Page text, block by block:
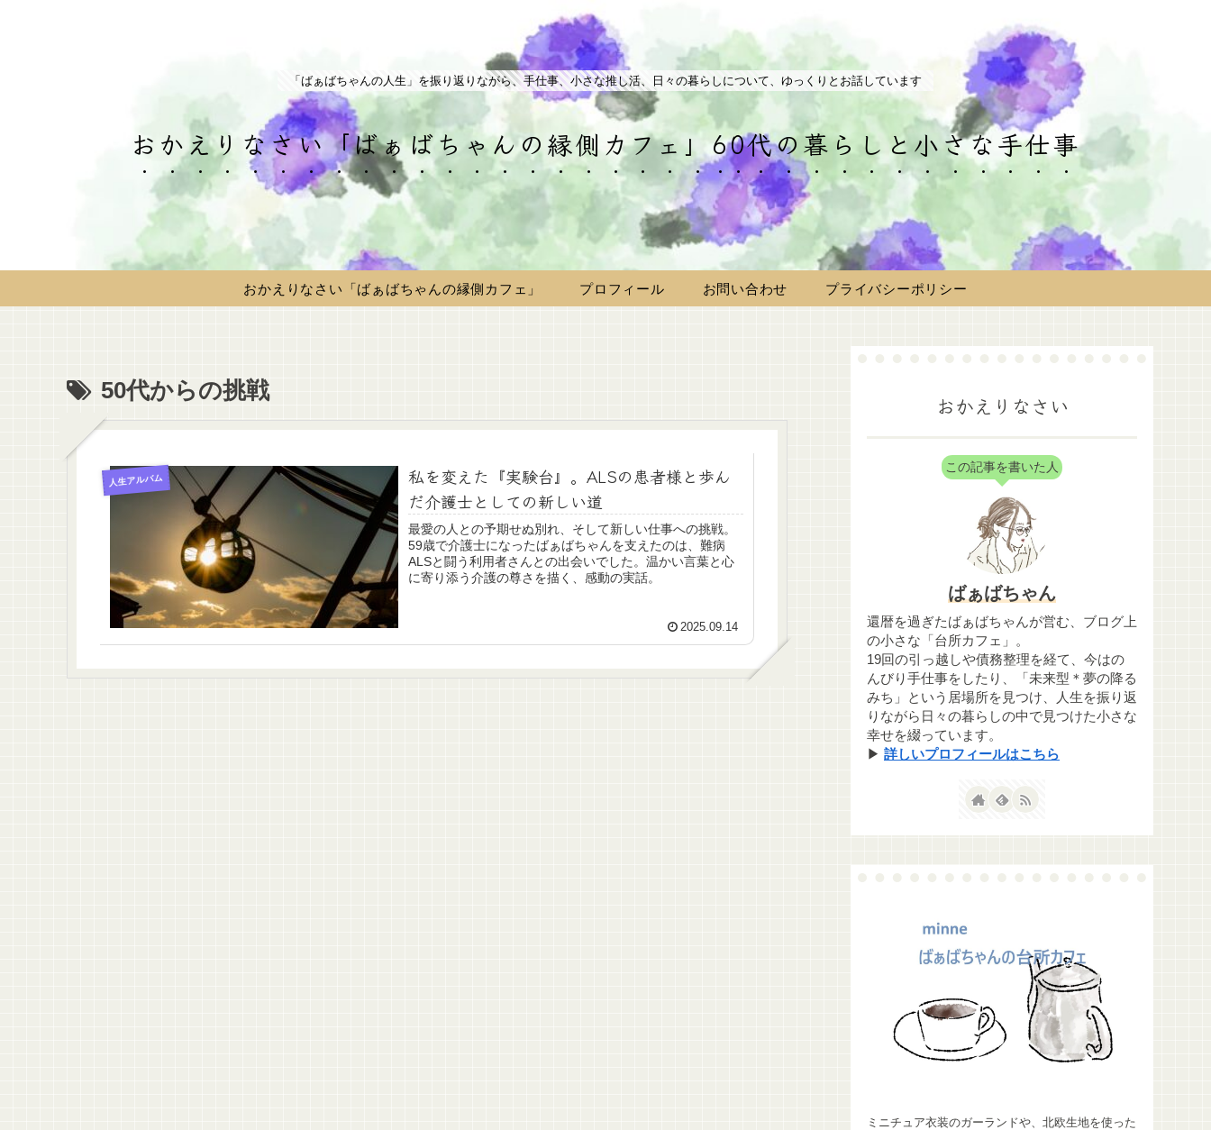
「ばぁばちゃんの人生」を振り返りながら、手仕事、小さな推し活、日々の暮らしについて、ゆっくりとお話しています
おかえりなさい「ばぁばちゃんの縁側カフェ」60代の暮らしと小さな手仕事
おかえりなさい「ばぁばちゃんの縁側カフェ」 プロフィール お問い合わせ プライバシーポリシー
50代からの挑戦
人生アルバム
私を変えた『実験台』。ALSの患者様と歩ん
だ介護士としての新しい道
最愛の人との予期せぬ別れ、そして新しい仕事への挑戦。
59歳で介護士になったばぁばちゃんを支えたのは、難病
ALSと闘う利用者さんとの出会いでした。温かい言葉と心
に寄り添う介護の尊さを描く、感動の実話。
2025.09.14
おかえりなさい
この記事を書いた人
ばぁばちゃん
還暦を過ぎたばぁばちゃんが営む、ブログ上
の小さな「台所カフェ」。
19回の引っ越しや債務整理を経て、今はの
んびり手仕事をしたり、「未来型＊夢の降る
みち」という居場所を見つけ、人生を振り返
りながら日々の暮らしの中で見つけた小さな
幸せを綴っています。
▶ 詳しいプロフィールはこちら
ミニチュア衣装のガーランドや、北欧生地を使った